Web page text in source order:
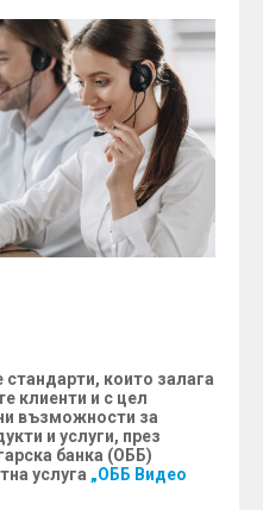
стандарти, които залага
клиенти и с цел
възможности за
и услуги, през
банка (ОББ)
услуга „ОББ Видео